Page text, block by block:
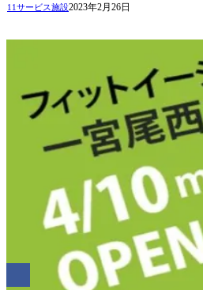
11サービス施設2023年2月26日